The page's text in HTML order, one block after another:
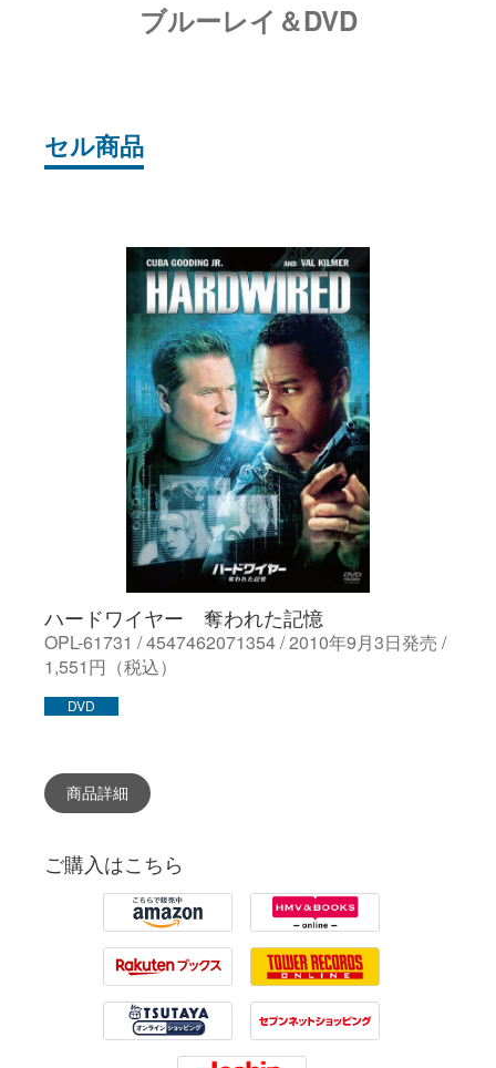
ブルーレイ＆DVD
セル商品
ハードワイヤー 奪われた記憶
OPL-61731 / 4547462071354 / 2010年9月3日発売 /
1,551円（税込）
DVD
商品詳細
ご購入はこちら
Amazon HMV
Rakuten Tower Records
Tsutaya 7net